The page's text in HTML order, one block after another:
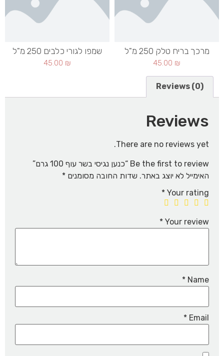
מרכך בריח טלק 250 מ"ל
45.00 ₪
שמפו לגורי כלבים 250 מ"ל
45.00 ₪
Reviews (0)
Reviews
There are no reviews yet.
Be the first to review “כנען נגיסי בשר עוף 100 גרם”
האימייל לא יוצג באתר. שדות החובה מסומנים *
Your rating
*
Your review
*
Name
*
Email
*